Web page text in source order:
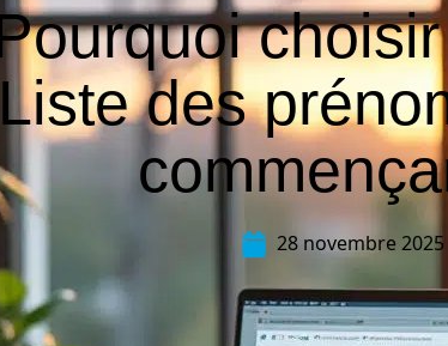
Liste des
28 novembre 2025